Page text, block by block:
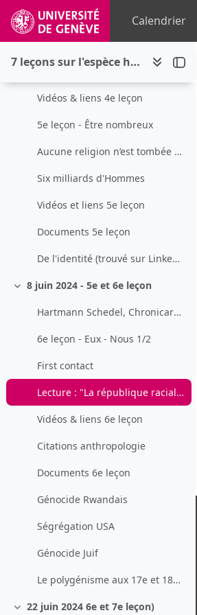
Passer au contenu principal
Calendrier
7 leçons sur l'espèce humaine : spécificité, variabilité biologique, diversité culturelle et enjeux de société
Article. Le propre de l'Homme : le verbe
Roland Barthes Leçon
La culture ou les cultures ?
Vidéos & liens 4e leçon
5e leçon - Être nombreux
Aucune religion n’est tombée du ciel
Six milliards d'Hommes
Vidéos et liens 5e leçon
Documents 5e leçon
De l'identité (trouvé sur LinkedIn)
Replier
8 juin 2024 - 5e et 6e leçon
Hartmann Schedel, Chronicarum liber…, Norimbergae, 1493
6e leçon - Eux - Nous 1/2
First contact
Lecture : "La république raciale"
Vidéos & liens 6e leçon
Citations anthropologie
Documents 6e leçon
Génocide Rwandais
Ségrégation USA
Génocide Juif
Le polygénisme aux 17e et 18e siècles
22 juin 2024 6e et 7e leçon)